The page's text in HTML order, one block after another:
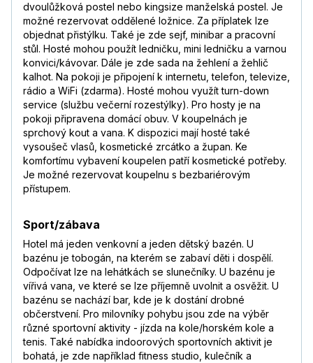
dvoulůžková postel nebo kingsize manželská postel. Je
možné rezervovat oddělené ložnice. Za příplatek lze
objednat přistýlku. Také je zde sejf, minibar a pracovní
stůl. Hosté mohou použít ledničku, mini ledničku a varnou
konvici/kávovar. Dále je zde sada na žehlení a žehlič
kalhot. Na pokoji je připojení k internetu, telefon, televize,
rádio a WiFi (zdarma). Hosté mohou využít turn-down
service (službu večerní rozestýlky). Pro hosty je na
pokoji připravena domácí obuv. V koupelnách je
sprchový kout a vana. K dispozici mají hosté také
vysoušeč vlasů, kosmetické zrcátko a župan. Ke
komfortímu vybavení koupelen patří kosmetické potřeby.
Je možné rezervovat koupelnu s bezbariérovým
přístupem.
Sport/zábava
Hotel má jeden venkovní a jeden dětský bazén. U
bazénu je tobogán, na kterém se zabaví děti i dospělí.
Odpočívat lze na lehátkách se slunečníky. U bazénu je
vířivá vana, ve které se lze příjemně uvolnit a osvěžit. U
bazénu se nachází bar, kde je k dostání drobné
občerstvení. Pro milovníky pohybu jsou zde na výběr
různé sportovní aktivity - jízda na kole/horském kole a
tenis. Také nabídka indoorových sportovních aktivit je
bohatá, je zde například fitness studio, kulečník a